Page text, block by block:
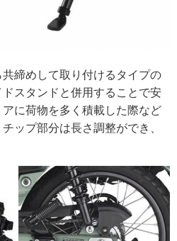
締めして取り付けるタイプの
スタンドと併用することで安
に荷物を多く積載した際など
ップ部分は長さ調整ができ、